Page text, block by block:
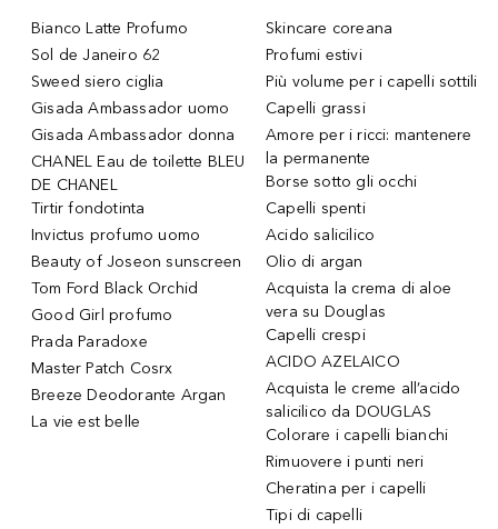
Bianco Latte Profumo
Sol de Janeiro 62
Sweed siero ciglia
Gisada Ambassador uomo
Gisada Ambassador donna
CHANEL Eau de toilette BLEU
DE CHANEL
Tirtir fondotinta
Invictus profumo uomo
Beauty of Joseon sunscreen
Tom Ford Black Orchid
Good Girl profumo
Prada Paradoxe
Master Patch Cosrx
Breeze Deodorante Argan
La vie est belle
Skincare coreana
Profumi estivi
Più volume per i capelli sottili
Capelli grassi
Amore per i ricci: mantenere
la permanente
Borse sotto gli occhi
Capelli spenti
Acido salicilico
Olio di argan
Acquista la crema di aloe
vera su Douglas
Capelli crespi
ACIDO AZELAICO
Acquista le creme all’acido
salicilico da DOUGLAS
Colorare i capelli bianchi
Rimuovere i punti neri
Cheratina per i capelli
Tipi di capelli